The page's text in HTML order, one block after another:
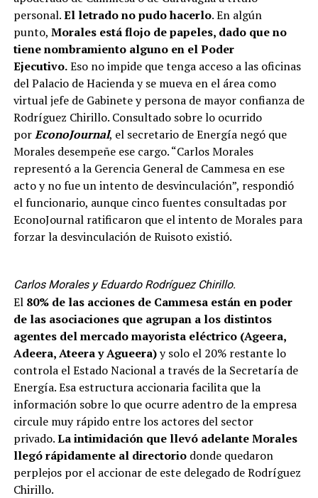
personal.El letrado no pudo hacerlo. En algún
punto, Morales está flojo de papeles, dado que no
tiene nombramiento alguno en el Poder
Ejecutivo.Eso no impide que tenga acceso a las oficinas
del Palacio de Hacienda y se mueva en el área como
virtual jefe de Gabinete y persona de mayor confianza de
Rodríguez Chirillo. Consultado sobre lo ocurrido
porEconoJournal, el secretario de Energía negó que
Morales desempeñe ese cargo. “Carlos Morales
representó a la Gerencia General de Cammesa en ese
acto y no fue un intento de desvinculación”, respondió
el funcionario, aunque cinco fuentes consultadas por
EconoJournal ratificaron que el intento de Morales para
forzar la desvinculación de Ruisoto existió.
Carlos Morales y Eduardo Rodríguez Chirillo.
El 80% de las acciones de Cammesa están en poder
de las asociaciones que agrupan a los distintos
agentes del mercado mayorista eléctrico (Ageera,
Adeera, Ateera y Agueera)y solo el 20% restante lo
controla el Estado Nacional a través de la Secretaría de
Energía. Esa estructura accionaria facilita que la
información sobre lo que ocurre adentro de la empresa
circule muy rápido entre los actores del sector
privado.La intimidación que llevó adelante Morales
llegó rápidamente al directoriodonde quedaron
perplejos por el accionar de este delegado de Rodríguez
Chirillo.